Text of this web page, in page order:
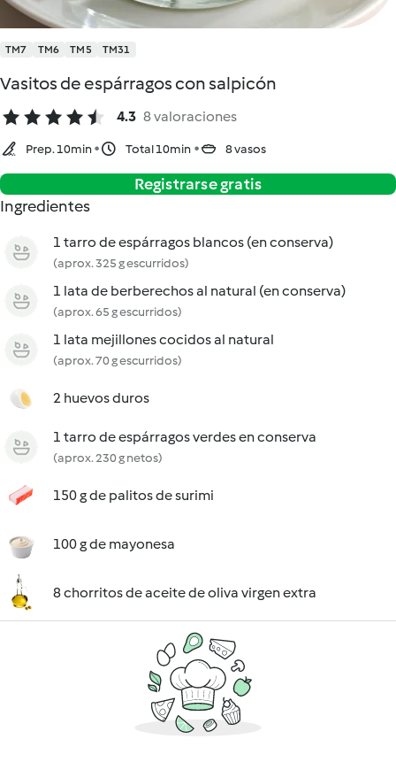
TM7 TM6 TM5 TM31
Vasitos de espárragos con salpicón
4.3 8 valoraciones
Prep. 10min Total 10min 8 vasos
Registrarse gratis
Ingredientes
1 tarro de espárragos blancos (en conserva)
(aprox. 325 g escurridos)
1 lata de berberechos al natural (en conserva)
(aprox. 65 g escurridos)
1 lata mejillones cocidos al natural
(aprox. 70 g escurridos)
2 huevos duros
1 tarro de espárragos verdes en conserva
(aprox. 230 g netos)
150 g de palitos de surimi
100 g de mayonesa
8 chorritos de aceite de oliva virgen extra